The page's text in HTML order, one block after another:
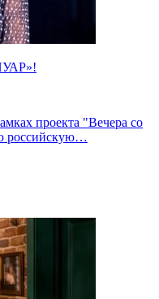
»!
проекта "Вечера со
российскую…